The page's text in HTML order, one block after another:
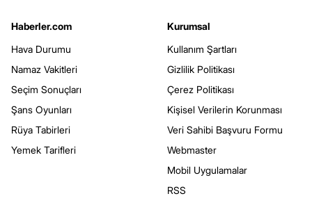
Haberler.com
Hava Durumu
Namaz Vakitleri
Seçim Sonuçları
Şans Oyunları
Rüya Tabirleri
Yemek Tarifleri
Kurumsal
Kullanım Şartları
Gizlilik Politikası
Çerez Politikası
Kişisel Verilerin Korunması
Veri Sahibi Başvuru Formu
Webmaster
Mobil Uygulamalar
RSS